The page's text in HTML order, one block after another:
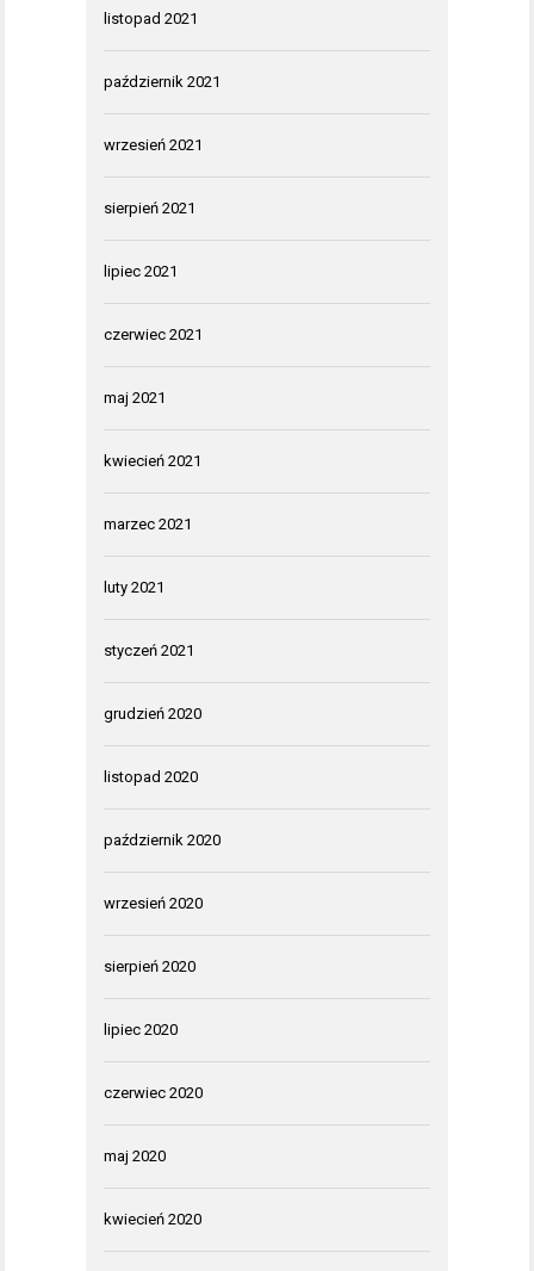
listopad 2021
październik 2021
wrzesień 2021
sierpień 2021
lipiec 2021
czerwiec 2021
maj 2021
kwiecień 2021
marzec 2021
luty 2021
styczeń 2021
grudzień 2020
listopad 2020
październik 2020
wrzesień 2020
sierpień 2020
lipiec 2020
czerwiec 2020
maj 2020
kwiecień 2020